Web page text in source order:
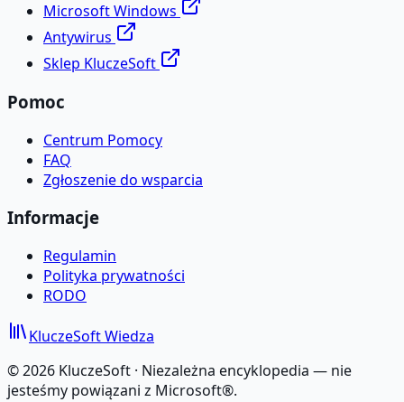
Microsoft Windows
Antywirus
Sklep KluczeSoft
Pomoc
Centrum Pomocy
FAQ
Zgłoszenie do wsparcia
Informacje
Regulamin
Polityka prywatności
RODO
KluczeSoftWiedza
©2026 KluczeSoft · Niezależna encyklopedia — nie
jesteśmy powiązani z Microsoft®.